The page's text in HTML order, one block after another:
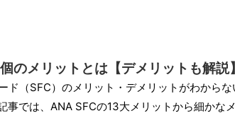
のメリットとは【デメリットも解説】
ド（SFC）のメリット・デメリットがわから
事では、ANA SFCの13大メリットから細かな